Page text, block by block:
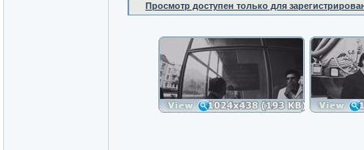
Просмотр доступен только для